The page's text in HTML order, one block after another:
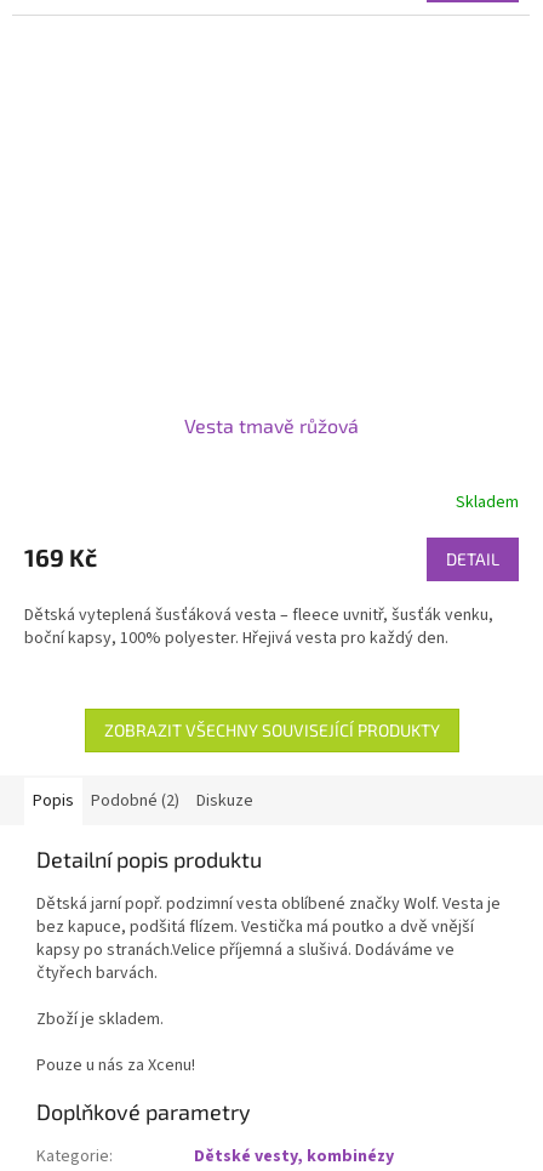
Vesta tmavě růžová
Skladem
169 Kč DETAIL
Dětská vyteplená šusťáková vesta – fleece uvnitř, šusťák venku,
boční kapsy, 100% polyester. Hřejivá vesta pro každý den.
ZOBRAZIT VŠECHNY SOUVISEJÍCÍ PRODUKTY
Popis Podobné (2) Diskuze
Detailní popis produktu
Dětská jarní popř. podzimní vesta oblíbené značky Wolf. Vesta je
bez kapuce, podšitá flízem. Vestička má poutko a dvě vnější
kapsy po stranách.Velice příjemná a slušivá. Dodáváme ve
čtyřech barvách.
Zboží je skladem.
Pouze u nás za Xcenu!
Doplňkové parametry
Kategorie:
Dětské vesty, kombinézy